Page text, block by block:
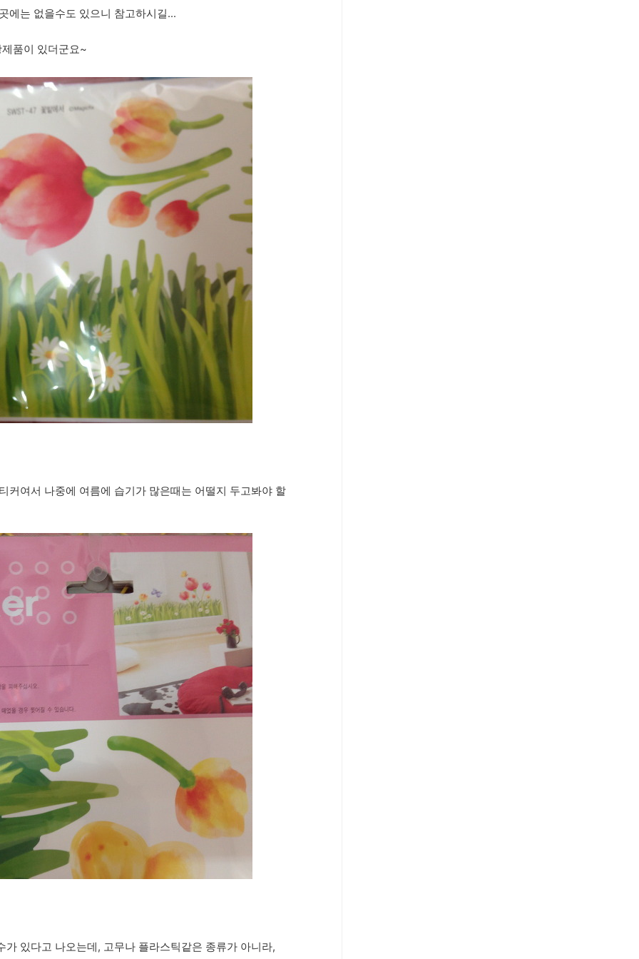
에는 없을수도 있으니 참고하시길...
품이 있더군요~
커여서 나중에 여름에 습기가 많은때는 어떨지 두고봐야 할
있다고 나오는데, 고무나 플라스틱같은 종류가 아니라,